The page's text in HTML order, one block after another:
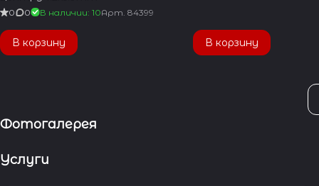
0 0 В наличии: 10Арт. 84399
В корзину В корзину
Фотогалерея
Услуги